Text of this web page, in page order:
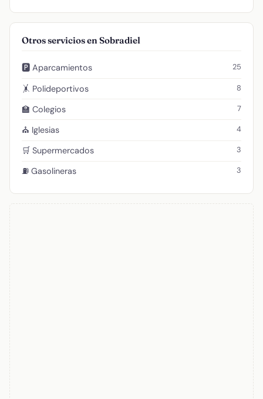
Otros servicios en Sobradiel
🅿️ Aparcamientos 25
🤸 Polideportivos 8
🏫 Colegios 7
⛪ Iglesias 4
🛒 Supermercados 3
⛽ Gasolineras 3